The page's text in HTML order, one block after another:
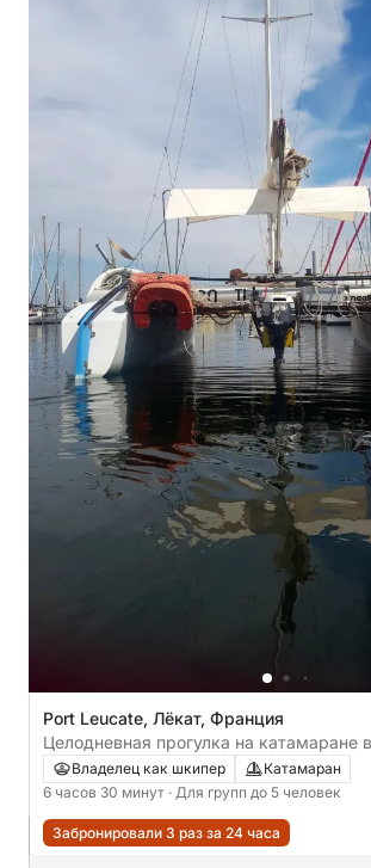
Port Leucate, Лёкат, Франция
Целодневная прогулка на катамаране
Леукате.
Владелец как шкипер
Катамаран
6 часов 30 минут · Для групп до 5 человек
Забронировали 3 раз за 24 часа